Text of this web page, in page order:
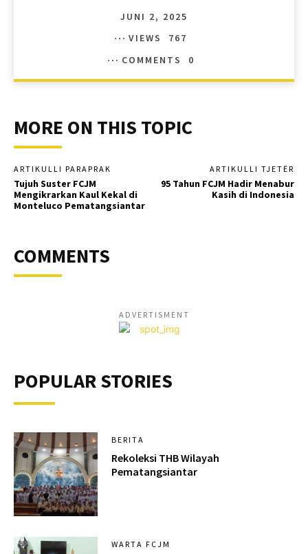
JUNI 2, 2025
VIEWS
767
COMMENTS
0
MORE ON THIS TOPIC
ARTIKULLI PARAPRAK
Tujuh Suster FCJM
Mengikrarkan Kaul Kekal di
Monteluco Pematangsiantar
ARTIKULLI TJETËR
95 Tahun FCJM Hadir Menabur
Kasih di Indonesia
COMMENTS
ADVERTISMENT
POPULAR STORIES
BERITA
Rekoleksi THB Wilayah
Pematangsiantar
WARTA FCJM